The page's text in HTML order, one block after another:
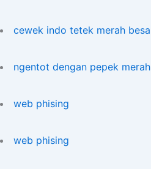
cewek indo tetek merah
ngentot dengan pepek merah
web phising
web phising